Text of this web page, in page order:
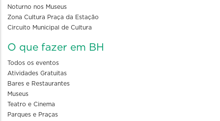
Noturno nos Museus
Zona Cultura Praça da Estação
Circuito Municipal de Cultura
O que fazer em BH
Todos os eventos
Atividades Gratuitas
Bares e Restaurantes
Museus
Teatro e Cinema
Parques e Praças